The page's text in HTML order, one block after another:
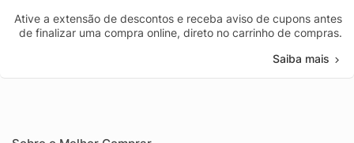
Ative a extensão de descontos e receba aviso de cupons antes
de finalizar uma compra online, direto no carrinho de compras.
Saiba mais